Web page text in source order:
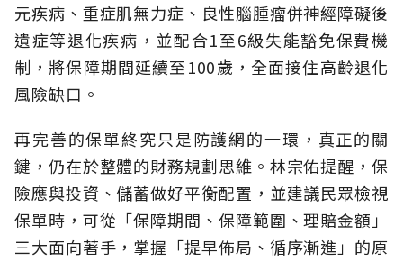
元疾病、重症肌無力症、良性腦腫瘤併神經障礙後
遺症等退化疾病，並配合1至6級失能豁免保費機
制，將保障期間延續至100歲，全面接住高齡退化
風險缺口。
再完善的保單終究只是防護網的一環，真正的關
鍵，仍在於整體的財務規劃思維。 林宗佑提醒，保
險應與投資、儲蓄做好平衡配置，並建議民眾檢視
保單時，可從「保障期間、保障範圍、理賠金額」
三大面向著手，掌握「提早佈局、循序漸進」的原